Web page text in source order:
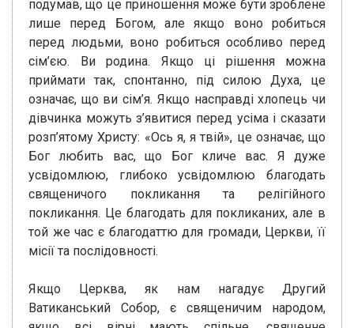
подумав, що це приношення може бути зроблене
лише перед Богом, але якщо воно робиться
перед людьми, воно робиться особливо перед
сім’єю. Ви родина. Якщо ці рішення можна
приймати так, спонтанно, під силою Духа, це
означає, що ви сім’я. Якщо насправді хлопець чи
дівчинка можуть з’явитися перед усіма і сказати
розп’ятому Христу: «Ось я, я твій», це означає, що
Бог любить вас, що Бог кличе вас. Я дуже
усвідомлюю, глибоко усвідомлюю благодать
священичого покликання та релігійного
покликання. Це благодать для покликаних, але в
той же час є благодаттю для громади, Церкви, її
місії та послідовності.
Якщо Церква, як нам нагадує Другий
Ватиканський Собор, є священичим народом,